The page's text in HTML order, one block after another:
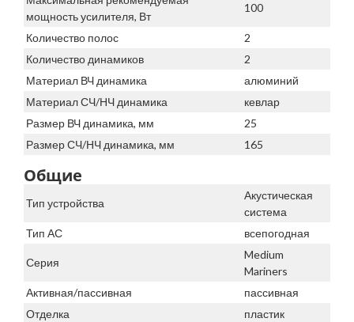
мощность усилителя, Вт
100
Количество полос
2
Количество динамиков
2
Материал ВЧ динамика
алюминий
Материал СЧ/НЧ динамика
кевлар
Размер ВЧ динамика, мм
25
Размер СЧ/НЧ динамика, мм
165
Общие
Тип устройства
Акустическая
система
Тип АС
всепогодная
Серия
Medium
Mariners
Активная/пассивная
пассивная
Отделка
пластик